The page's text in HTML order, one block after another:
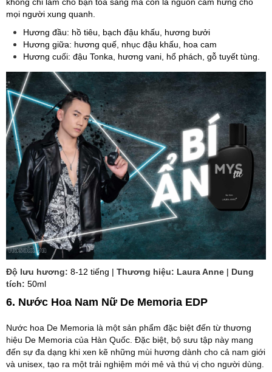
mọi người xung quanh.
Hương đầu: hồ tiêu, bạch đậu khấu, hương bưởi
Hương giữa: hương quế, nhục đậu khấu, hoa cam
Hương cuối: đậu Tonka, hương vani, hổ phách, gỗ tuyết tùng.
Độ lưu hương: 8-12 tiếng | Thương hiệu: Laura Anne | Dung
tích: 50ml
6. Nước Hoa Nam Nữ De Memoria EDP
Nước hoa De Memoria là một sản phẩm đặc biệt đến từ thương
hiệu De Memoria của Hàn Quốc. Đặc biệt, bộ sưu tập này mang
đến sự đa dạng khi xen kẽ những mùi hương dành cho cả nam giới
và unisex, tạo ra một trải nghiệm mới mẻ và thú vị cho người dùng.